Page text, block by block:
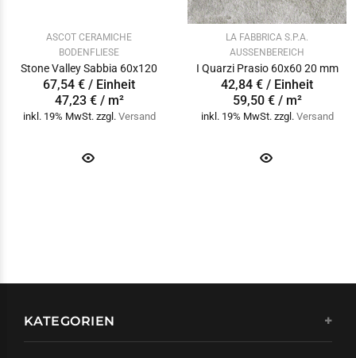
ASCOT CERAMICHE
BODENFLIESE
Stone Valley Sabbia 60x120
67,54 € / Einheit
47,23 € / m²
inkl. 19% MwSt. zzgl. Versand
LA FABBRICA S.P.A.
AUSSENBEREICH
I Quarzi Prasio 60x60 20 mm
42,84 € / Einheit
59,50 € / m²
inkl. 19% MwSt. zzgl. Versand
KATEGORIEN